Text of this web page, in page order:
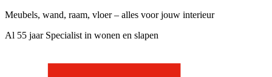
Meubels, wand, raam, vloer – alles voor jouw interieur
Al 55 jaar Specialist in wonen en slapen